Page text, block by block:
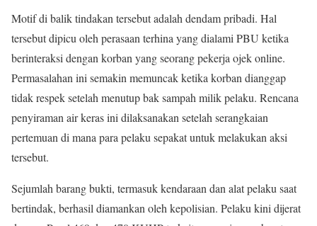
Motif di balik tindakan tersebut adalah dendam pribadi. Hal
tersebut dipicu oleh perasaan terhina yang dialami PBU ketika
berinteraksi dengan korban yang seorang pekerja ojek online.
Permasalahan ini semakin memuncak ketika korban dianggap
tidak respek setelah menutup bak sampah milik pelaku. Rencana
penyiraman air keras ini dilaksanakan setelah serangkaian
pertemuan di mana para pelaku sepakat untuk melakukan aksi
tersebut.
Sejumlah barang bukti, termasuk kendaraan dan alat pelaku saat
bertindak, berhasil diamankan oleh kepolisian. Pelaku kini dijerat